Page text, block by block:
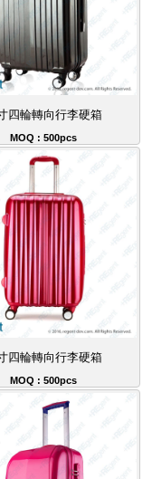
四輪轉向行李硬箱
MOQ : 500pcs
四輪轉向行李硬箱
MOQ : 500pcs